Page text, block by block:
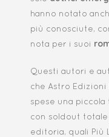
hanno notato
più conosciute,
nota per i suoi
Questi autori e
che Astro
spese una
con soldout
editoria, quali Più